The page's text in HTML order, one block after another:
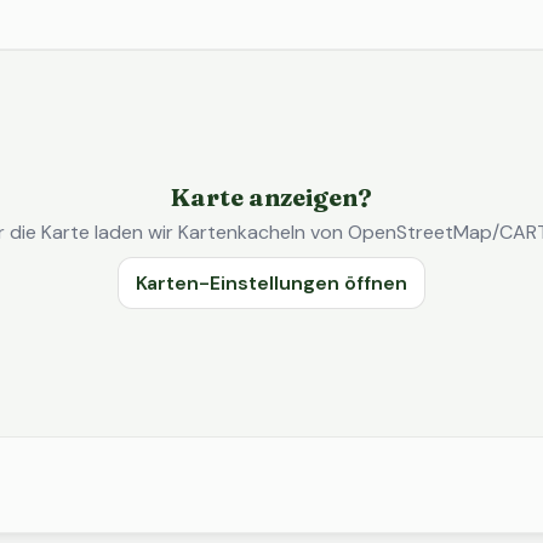
Karte anzeigen?
die Karte laden wir Kartenkacheln von OpenStreetMap/
Karten-Einstellungen öffnen